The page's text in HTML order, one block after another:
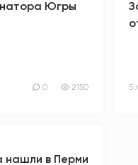
Югры
0 2150 5
нашли в Перми